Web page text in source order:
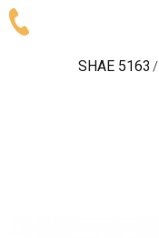
/
5163 SHAE